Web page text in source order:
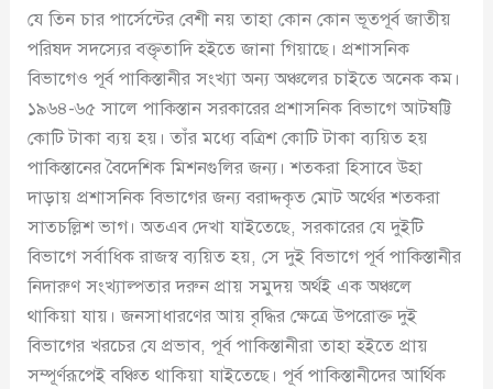
যে তিন চার পার্সেন্টের বেশী নয় তাহা কোন কোন ভূতপূর্ব জাতীয়
পরিষদ সদস্যের বক্তৃতাদি হইতে জানা গিয়াছে। প্রশাসনিক
বিভাগেও পূর্ব পাকিস্তানীর সংখ্যা অন্য অঞ্চলের চাইতে অনেক কম।
১৯৬৪-৬৫ সালে পাকিস্তান সরকারের প্রশাসনিক বিভাগে আটষট্টি
কোটি টাকা ব্যয় হয়। তাঁর মধ্যে বত্রিশ কোটি টাকা ব্যয়িত হয়
পাকিস্তানের বৈদেশিক মিশনগুলির জন্য। শতকরা হিসাবে উহা
দাড়ায় প্রশাসনিক বিভাগের জন্য বরাদ্দকৃত মোট অর্থের শতকরা
সাতচল্লিশ ভাগ। অতএব দেখা যাইতেছে, সরকারের যে দুইটি
বিভাগে সর্বাধিক রাজস্ব ব্যয়িত হয়, সে দুই বিভাগে পূর্ব পাকিস্তানীর
নিদারুণ সংখ্যাল্পতার দরুন প্রায় সমুদয় অর্থই এক অঞ্চলে
থাকিয়া যায়। জনসাধারণের আয় বৃদ্ধির ক্ষেত্রে উপরোক্ত দুই
বিভাগের খরচের যে প্রভাব, পূর্ব পাকিস্তানীরা তাহা হইতে প্রায়
সম্পূর্ণরূপেই বঞ্চিত থাকিয়া যাইতেছে। পূর্ব পাকিস্তানীদের আর্থিক